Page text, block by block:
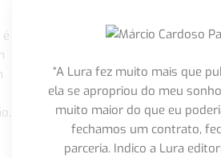
“A Lura fez muito mais que
ela se apropriou do meu
muito maior do que eu
fechamos um contrato,
parceria. Indico a Lura